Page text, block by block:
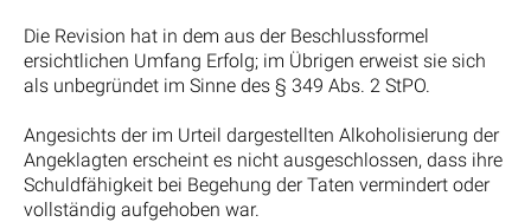
Die Revision hat in dem aus der Beschlussformel
ersichtlichen Umfang Erfolg; im Übrigen erweist sie sich
als unbegründet im Sinne des § 349 Abs. 2 StPO.
Angesichts der im Urteil dargestellten Alkoholisierung der
Angeklagten erscheint es nicht ausgeschlossen, dass ihre
Schuldfähigkeit bei Begehung der Taten vermindert oder
vollständig aufgehoben war.